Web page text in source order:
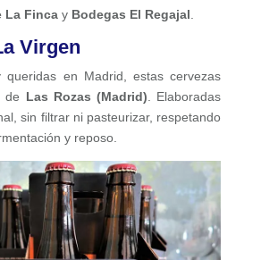
La Fincay Bodegas El Regajal.
Virgen
queridas en Madrid, estas cervezas
de Las Rozas (Madrid). Elaboradas
sin filtrar ni pasteurizar, respetando
y reposo.